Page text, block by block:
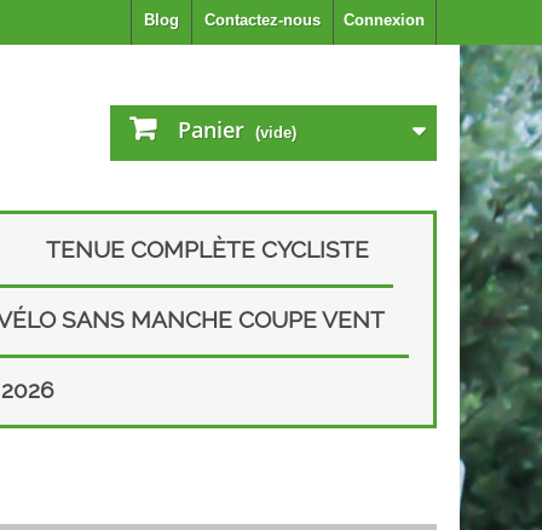
Connexion
Contactez-nous
Blog
Panier (vide)
TENUE COMPLÈTE CYCLISTE
SANS MANCHE COUPE VENT
2026